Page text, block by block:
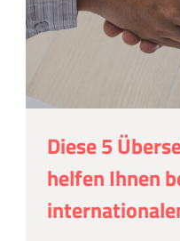
Diese 5
helfen Ihnen